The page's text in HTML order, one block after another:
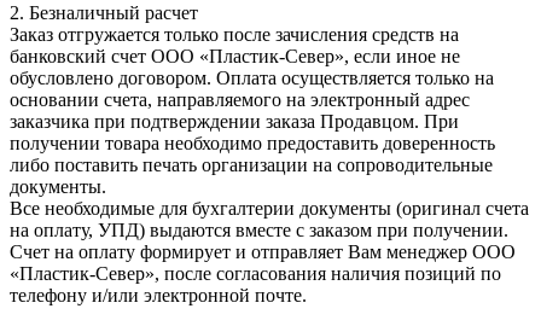
2. Безналичный расчет
Заказ отгружается только после зачисления средств на
банковский счет ООО «Пластик-Север», если иное не
обусловлено договором. Оплата осуществляется только на
основании счета, направляемого на электронный адрес
заказчика при подтверждении заказа Продавцом. При
получении товара необходимо предоставить доверенность
либо поставить печать организации на сопроводительные
документы.
Все необходимые для бухгалтерии документы (оригинал счета
на оплату, УПД) выдаются вместе с заказом при получении.
Счет на оплату формирует и отправляет Вам менеджер ООО
«Пластик-Север», после согласования наличия позиций по
телефону и/или электронной почте.